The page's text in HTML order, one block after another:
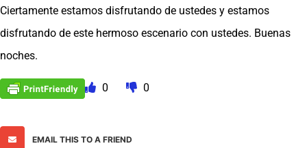
Ciertamente estamos disfrutando de ustedes y estamos
disfrutando de este hermoso escenario con ustedes. Buenas
noches.
0 0
EMAIL THIS TO A FRIEND